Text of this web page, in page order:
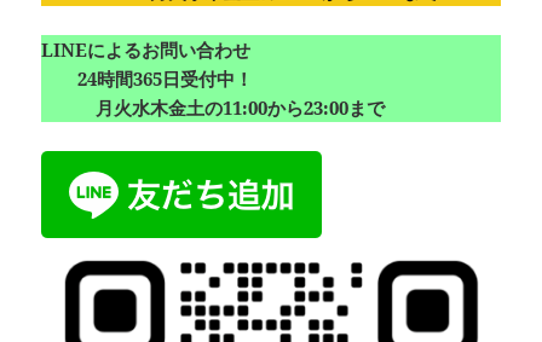
LINEによるお問い合わせ
24時間365日受付中！
月火水木金土の11:00から23:00まで